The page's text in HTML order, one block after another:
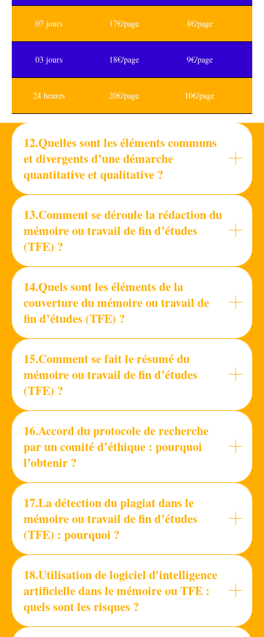
07 jours 17€/page 8€/page
03 jours 18€/page 9€/page
24 heures 20€/page 10€/page
12.Quelles sont les éléments communs
et divergents d’une démarche
quantitative et qualitative ?
13.Comment se déroule la rédaction du
mémoire ou travail de fin d’études
(TFE) ?
14.Quels sont les éléments de la
couverture du mémoire ou travail de
fin d’études (TFE) ?
15.Comment se fait le résumé du
mémoire ou travail de fin d’études
(TFE) ?
16.Accord du protocole de recherche
par un comité d’éthique : pourquoi
l’obtenir ?
17.La détection du plagiat dans le
mémoire ou travail de fin d’études
(TFE) : pourquoi ?
18.Utilisation de logiciel d'intelligence
artificielle dans le mémoire ou TFE :
quels sont les risques ?